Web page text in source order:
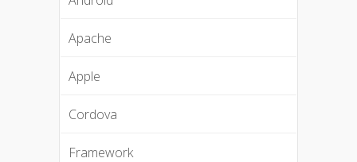
Apache
Apple
Cordova
Framework